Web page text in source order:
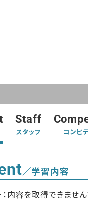
Staff
スタッフ コンピ
／学習内容
内容を取得できません